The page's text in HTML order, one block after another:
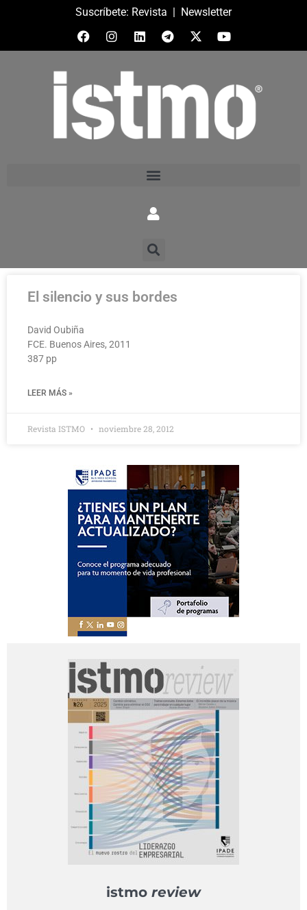
Suscríbete: Revista | Newsletter
El silencio y sus bordes
David Oubiña
FCE. Buenos Aires, 2011
387 pp
LEER MÁS »
Revista ISTMO noviembre 28, 2012
istmo review